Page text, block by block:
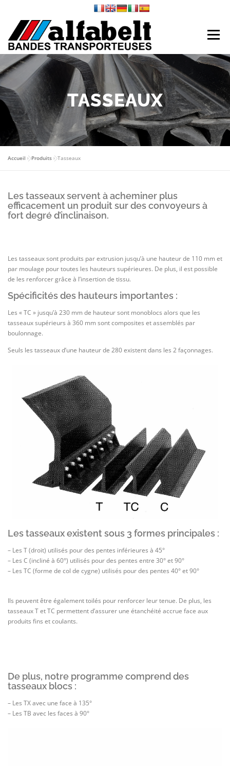
contenu
Menu
SOCIÉTÉ PRODUITS FABRICATION
DEVIS EN LIGNE RÉFÉRENCES RESSOURCES
TASSEAUX
Accueil »Produits »Tasseaux
Les tasseaux servent à acheminer plus
efficacement un produit sur des convoyeurs à
fort degré d’inclinaison.
Les tasseaux sont produits par extrusion jusqu’à une hauteur de 110 mm et
par moulage pour toutes les hauteurs supérieures. De plus, il est possible
de les renforcer grâce à l’insertion de tissu.
Spécificités des hauteurs importantes :
Les « TC » jusqu’à 230 mm de hauteur sont monoblocs alors que les
tasseaux supérieurs à 360 mm sont composites et assemblés par
boulonnage.
Seuls les tasseaux d’une hauteur de 280 existent dans les 2 façonnages.
Les tasseaux existent sous 3 formes principales :
– Les T (droit) utilisés pour des pentes inférieures à 45°
– Les C (incliné à 60°) utilisés pour des pentes entre 30° et 90°
– Les TC (forme de col de cygne) utilisés pour des pentes 40° et 90°
Ils peuvent être également toilés pour renforcer leur tenue. De plus, les
tasseaux T et TC permettent d’assurer une étanchéité accrue face aux
produits fins et coulants.
De plus, notre programme comprend des
tasseaux blocs :
– Les TX avec une face à 135°
– Les TB avec les faces à 90°